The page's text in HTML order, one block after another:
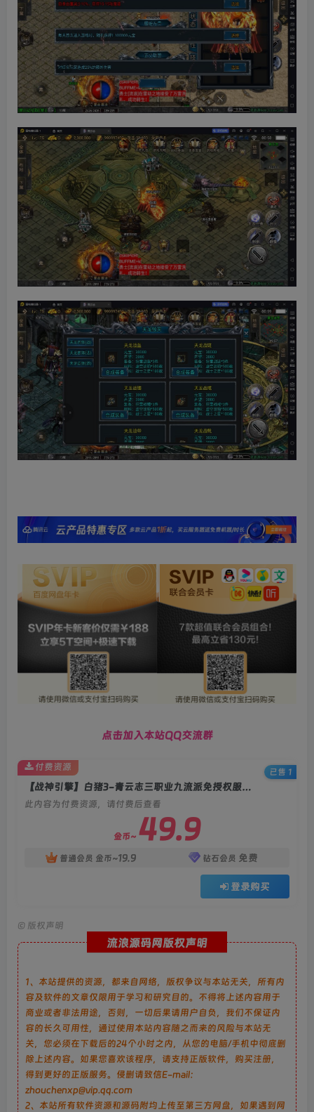
点击加入本站QQ交流群
【战神引擎】白猪3-青云志三职业九流派免授权服务端+奇遇+双端+教程
此内容为付费资源，请付费后查看
金币~ 49.9
普通会员 金币~19.9 钻石会员 免费
登录购买
付费资源
已售 1
© 版权声明
流浪源码网版权声明
1、本站提供的资源，都来自网络，版权争议与本站无关，所有内
容及软件的文章仅限用于学习和研究目的。不得将上述内容用于
商业或者非法用途，否则，一切后果请用户自负，我们不保证内
容的长久可用性，通过使用本站内容随之而来的风险与本站无
关，您必须在下载后的24个小时之内，从您的电脑/手机中彻底删
除上述内容。如果您喜欢该程序，请支持正版软件，购买注册，
得到更好的正版服务。侵删请致信E-mail：
zhouchenxp@vip.qq.com
2、本站所有软件资源和源码附均上传至第三方网盘，如果遇到网